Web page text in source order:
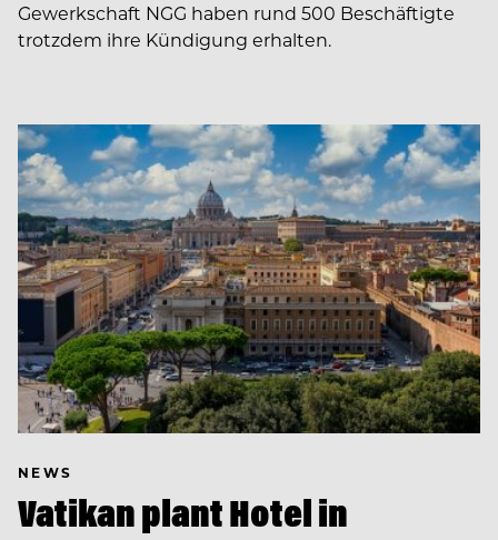
Gewerkschaft NGG haben rund 500 Beschäftigte
trotzdem ihre Kündigung erhalten.
NEWS
Vatikan plant Hotel in